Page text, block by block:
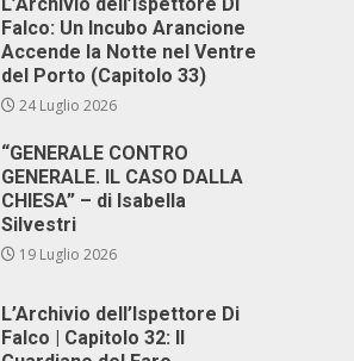
Falco: Un Incubo Arancione
Accende la Notte nel Ventre
del Porto (Capitolo 33)
24 Luglio 2026
“GENERALE CONTRO
GENERALE. IL CASO DALLA
CHIESA” – di Isabella
Silvestri
19 Luglio 2026
L’Archivio dell’Ispettore Di
Falco | Capitolo 32: Il